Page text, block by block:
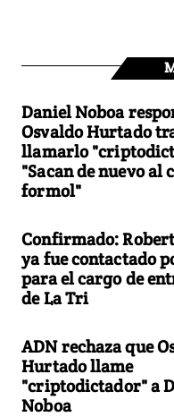
Daniel Noboa
Osvaldo Hurtado
llamarlo
"Sacan de nuevo al
formol"
Confirmado:
ya fue contactado
para el cargo de
de La Tri
ADN rechaza que
Hurtado llame
"criptodictador" a
Noboa